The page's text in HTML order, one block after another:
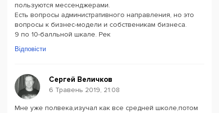
пользуются мессенджерами.
Есть вопросы административного направления, но это
вопросы к бизнес-модели и собственикам бизнеса.
9 по 10-балльной шкале. Рек
Відповісти
Сергей Величков
6 Травень 2019, 21:08
Мне уже полвека,изучал как все средней школе,потом